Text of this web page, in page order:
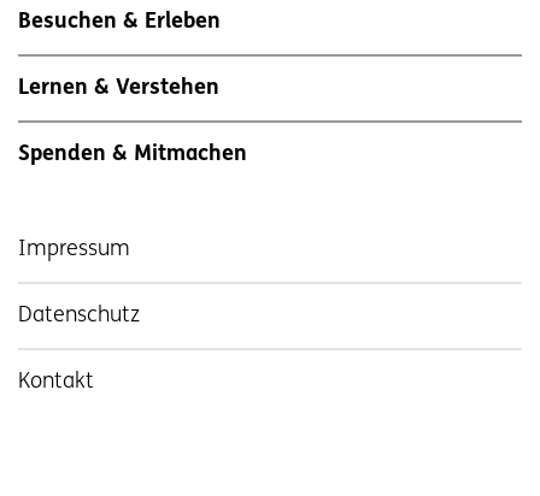
Besuchen & Erleben
Lernen & Verstehen
Spenden & Mitmachen
Impressum
Datenschutz
Kontakt